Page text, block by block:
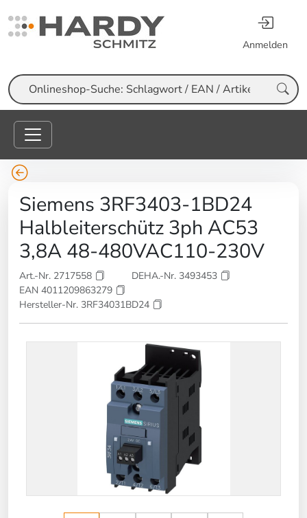
Anmelden
Suche
Siemens 3RF3403-1BD24
Halbleiterschütz 3ph AC53
3,8A 48-480VAC110-230V
Art.-Nr. 2717558
DEHA.-Nr. 3493453
EAN 4011209863279
Hersteller-Nr. 3RF34031BD24